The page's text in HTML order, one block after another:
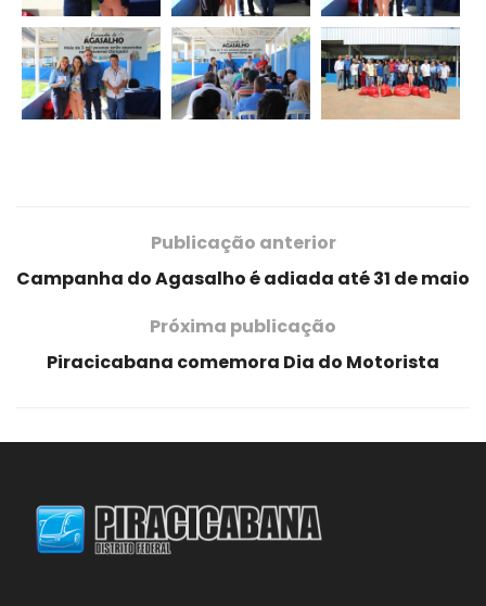
Publicação anterior
Campanha do Agasalho é adiada até 31 de maio
Próxima publicação
Piracicabana comemora Dia do Motorista